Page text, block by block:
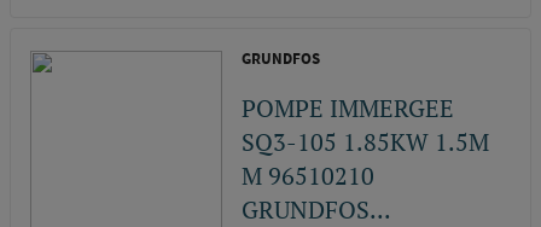
GRUNDFOS
POMPE IMMERGEE
SQ3-105 1.85KW 1.5M
M 96510210
GRUNDFOS...